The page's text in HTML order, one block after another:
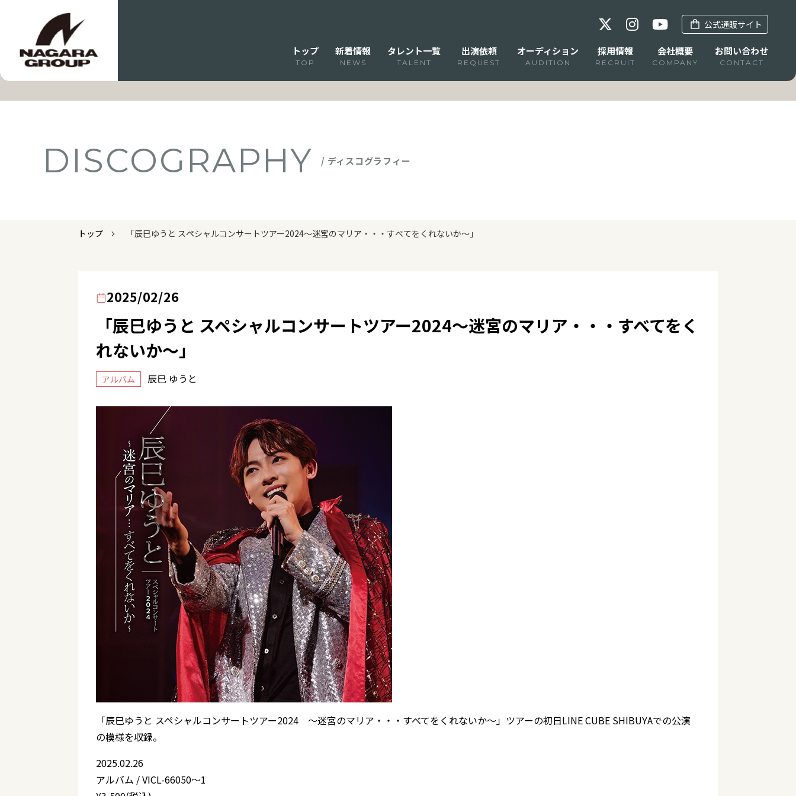
公式通販サイト
トップ
TOP
新着情報
NEWS
タレント一覧
TALENT
出演依頼
REQUEST
オーディション
AUDITION
採用情報
RECRUIT
会社概要
COMPANY
お問い合わせ
CONTACT
DISCOGRAPHY / ディスコグラフィー
トップ 「辰巳ゆうと スペシャルコンサートツアー2024～迷宮のマリア・・・すべてをくれないか～」
2025/02/26
「辰巳ゆうと スペシャルコンサートツアー2024～迷宮のマリア・・・すべてをく
れないか～」
アルバム 辰巳 ゆうと
「辰巳ゆうと スペシャルコンサートツアー2024 ～迷宮のマリア・・・すべてをくれないか～」ツアーの初日LINE CUBE SHIBUYAでの公演
の模様を収録。
2025.02.26
アルバム / VICL-66050～1